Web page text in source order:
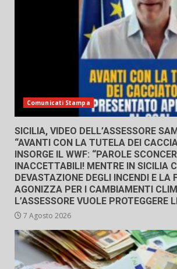
Comunicati Stampa
SICILIA, VIDEO DELL’ASSESSORE
“AVANTI CON LA TUTELA DEI
INSORGE IL WWF: “PAROLE
INACCETTABILI! MENTRE IN SICILIA
DEVASTAZIONE DEGLI INCENDI E LA
AGONIZZA PER I CAMBIAMENTI
L’ASSESSORE VUOLE PROTEGGERE
7 Agosto 2026